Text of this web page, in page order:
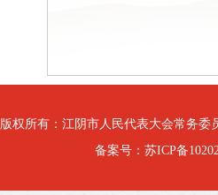
版权所有：江阴市人民代表大会常务
备案号： 苏ICP备